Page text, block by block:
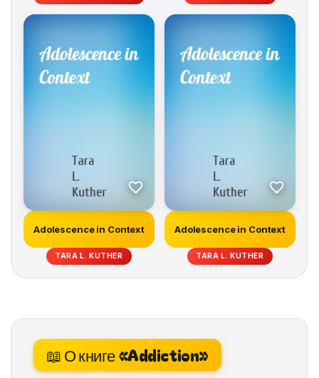
Adolescence in Context
TARA L. KUTHER
Adolescence in Context
TARA L. KUTHER
📖 О книге «Addiction»